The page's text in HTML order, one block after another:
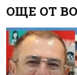
ОЩЕ ОТ